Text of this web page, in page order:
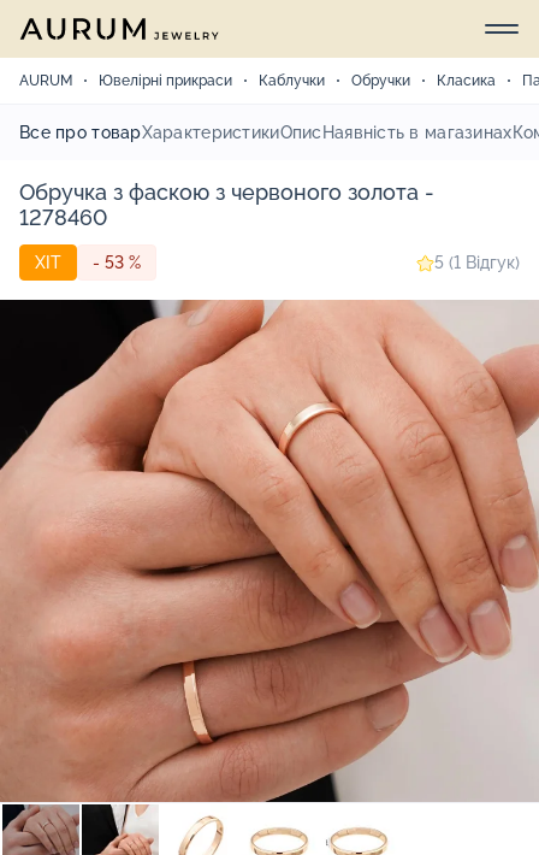
AURUM Ювелірні прикраси Каблучки Обручки Класика
Все про товарХарактеристикиОпис Наявність в магазинах
Обручка з фаскою з червоного золота -
1278460
ХІТ - 53 % 5 (1 Відгук)